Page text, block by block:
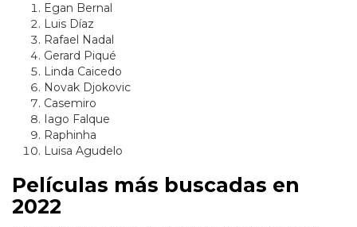
Egan Bernal
Luis Díaz
Rafael Nadal
Gerard Piqué
Linda Caicedo
Novak Djokovic
Casemiro
Iago Falque
Raphinha
Luisa Agudelo
Películas más buscadas en
2022